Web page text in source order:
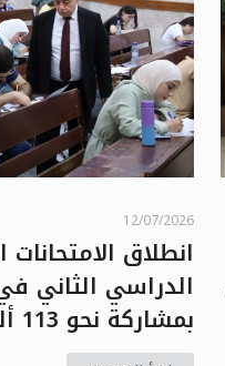
12/07/2026
انطلاق
الدراسي الثاني
بمشاركة نحو 113 ألف طالب وطالب